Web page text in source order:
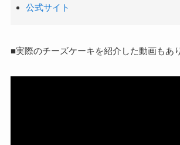
公式サイト
■実際のチーズケーキを紹介した動画もあ